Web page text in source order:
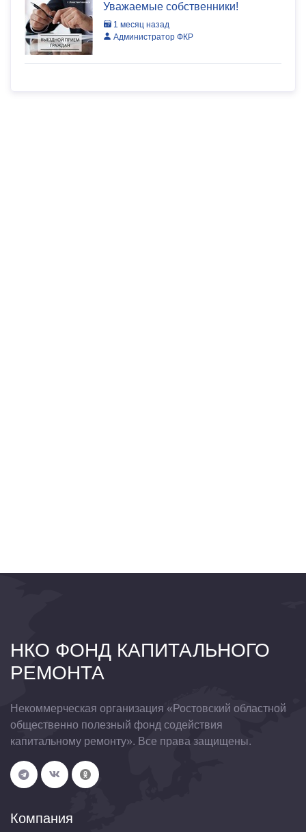
Уважаемые собственники!
1 месяц назад
Администратор ФКР
НКО ФОНД КАПИТАЛЬНОГО
РЕМОНТА
Некоммерческая организация «Ростовский областной
общественно полезный фонд содействия
капитальному ремонту». Все права защищены.
Компания